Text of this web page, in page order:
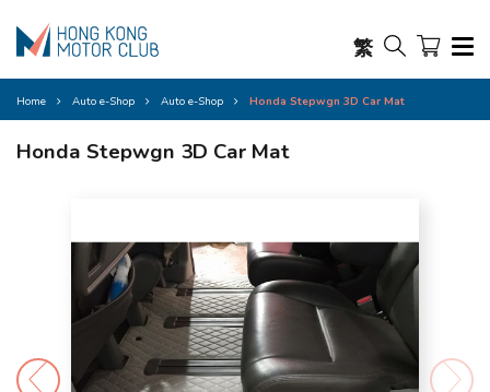
繁
Home Auto e-Shop Auto e-Shop Honda Stepwgn 3D Car Mat
Honda Stepwgn 3D Car Mat